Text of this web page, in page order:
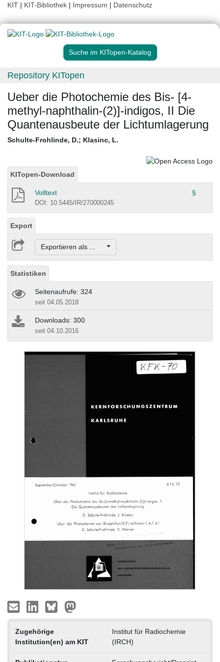
KIT | KIT-Bibliothek | Impressum | Datenschutz
Suche im KITopen-Katalog
Repository KITopen
Ueber die Photochemie des Bis- [4-
methyl-naphthalin-(2)]-indigos, II Die
Quantenausbeute der Lichtumlagerung
Schulte-Frohlinde, D.; Klasinc, L.
KITopen-Download
Volltext §
DOI: 10.5445/IR/270000245
Export
Exportieren als ...
Statistiken
Seitenaufrufe: 324
seit 04.05.2018
Downloads: 300
seit 04.10.2016
Zugehörige
Institution(en) am KIT
Institut für Radiochemie
(IRCH)